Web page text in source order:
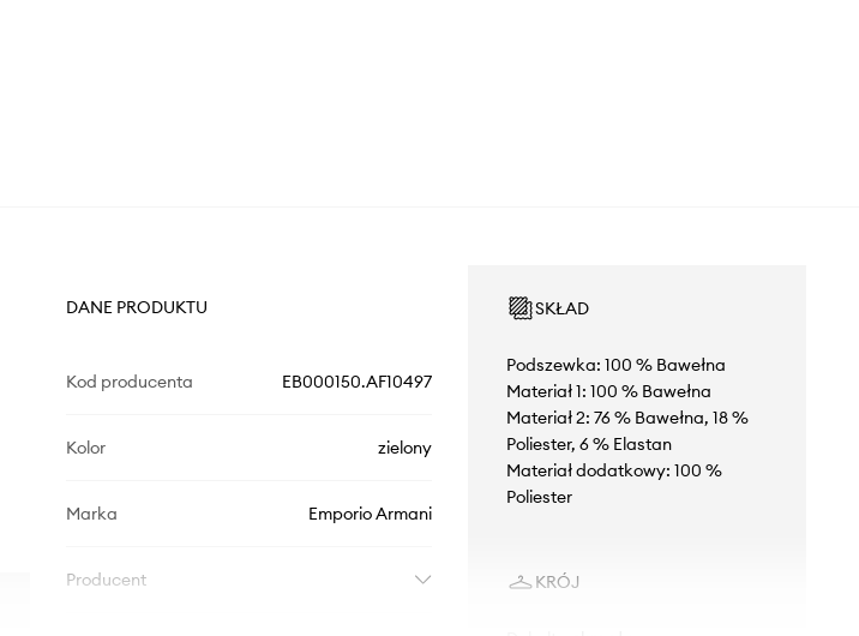
DANE PRODUKTU
Kod producenta EB000150.AF10497
Kolor zielony
Marka Emporio Armani
Producent
SKŁAD
Podszewka: 100 % Bawełna
Materiał 1: 100 % Bawełna
Materiał 2: 76 % Bawełna, 18 %
Poliester, 6 % Elastan
Materiał dodatkowy: 100 %
Poliester
KRÓJ